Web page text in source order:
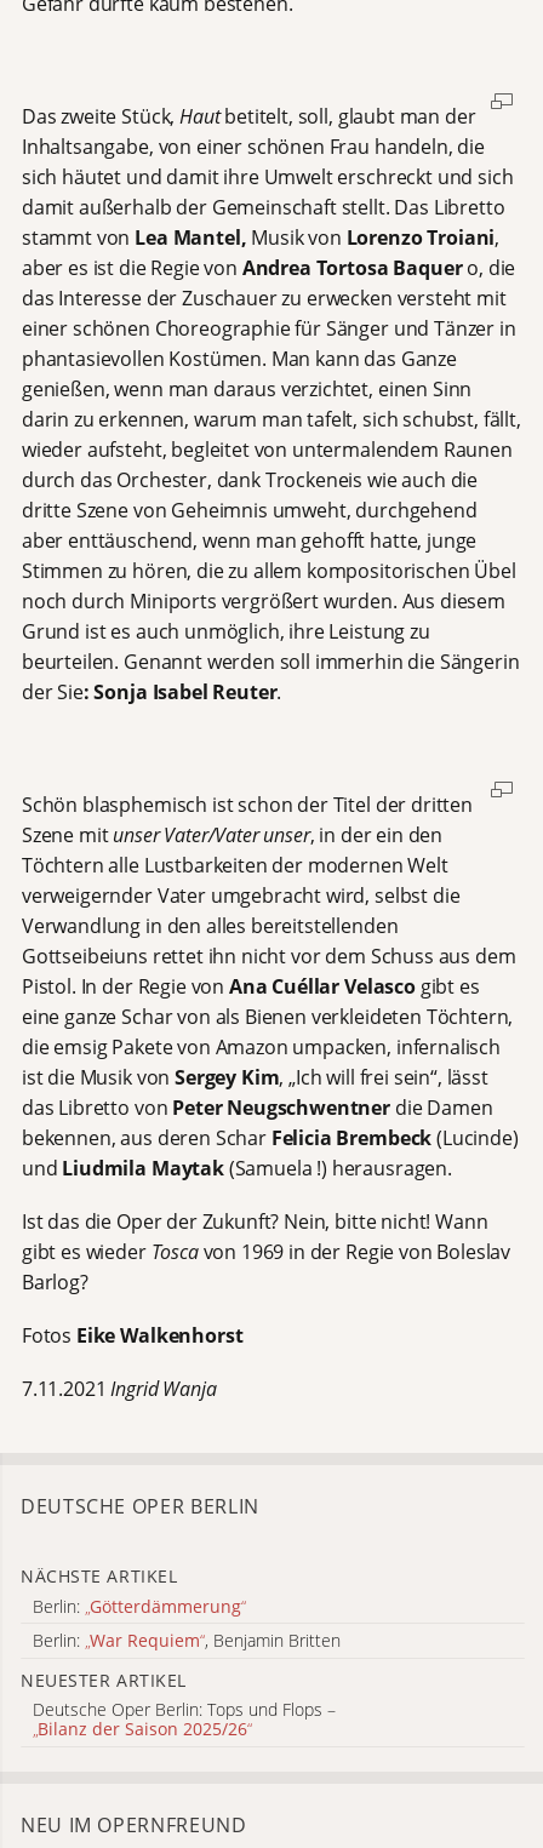
Das zweite Stück,Hautbetitelt, soll, glaubt man der
Inhaltsangabe, von einer schönen Frau handeln, die
sich häutet und damit ihre Umwelt erschreckt und sich
damit außerhalb der Gemeinschaft stellt. Das Libretto
stammt von Lea Mantel, Musik von Lorenzo Troiani,
aber es ist die Regie von Andrea Tortosa Baquero, die
das Interesse der Zuschauer zu erwecken versteht mit
einer schönen Choreographie für Sänger und Tänzer in
phantasievollen Kostümen. Man kann das Ganze
genießen, wenn man daraus verzichtet, einen Sinn
darin zu erkennen, warum man tafelt, sich schubst, fällt,
wieder aufsteht, begleitet von untermalendem Raunen
durch das Orchester, dank Trockeneis wie auch die
dritte Szene von Geheimnis umweht, durchgehend
aber enttäuschend, wenn man gehofft hatte, junge
Stimmen zu hören, die zu allem kompositorischen Übel
noch durch Miniports vergrößert wurden. Aus diesem
Grund ist es auch unmöglich, ihre Leistung zu
beurteilen. Genannt werden soll immerhin die Sängerin
der Sie: Sonja Isabel Reuter.
Schön blasphemisch ist schon der Titel der dritten
Szene mitunser Vater/Vater unser, in der ein den
Töchtern alle Lustbarkeiten der modernen Welt
verweigernder Vater umgebracht wird, selbst die
Verwandlung in den alles bereitstellenden
Gottseibeiuns rettet ihn nicht vor dem Schuss aus dem
Pistol. In der Regie von Ana Cuéllar Velascogibt es
eine ganze Schar von als Bienen verkleideten Töchtern,
die emsig Pakete von Amazon umpacken, infernalisch
ist die Musik vonSergey Kim, „Ich will frei sein“, lässt
das Libretto von Peter Neugschwentner die Damen
bekennen, aus deren Schar Felicia Brembeck(Lucinde)
und Liudmila Maytak(Samuela !) herausragen.
Ist das die Oper der Zukunft? Nein, bitte nicht! Wann
gibt es wieder Toscavon 1969 in der Regie von Boleslav
Barlog?
Fotos Eike Walkenhorst
7.11.2021Ingrid Wanja
DEUTSCHE OPER BERLIN
NÄCHSTE ARTIKEL
Berlin: „Götterdämmerung“
Berlin: „War Requiem“, Benjamin Britten
NEUESTER ARTIKEL
Deutsche Oper Berlin: Tops und Flops –
„Bilanz der Saison 2025/26“
NEU IM OPERNFREUND